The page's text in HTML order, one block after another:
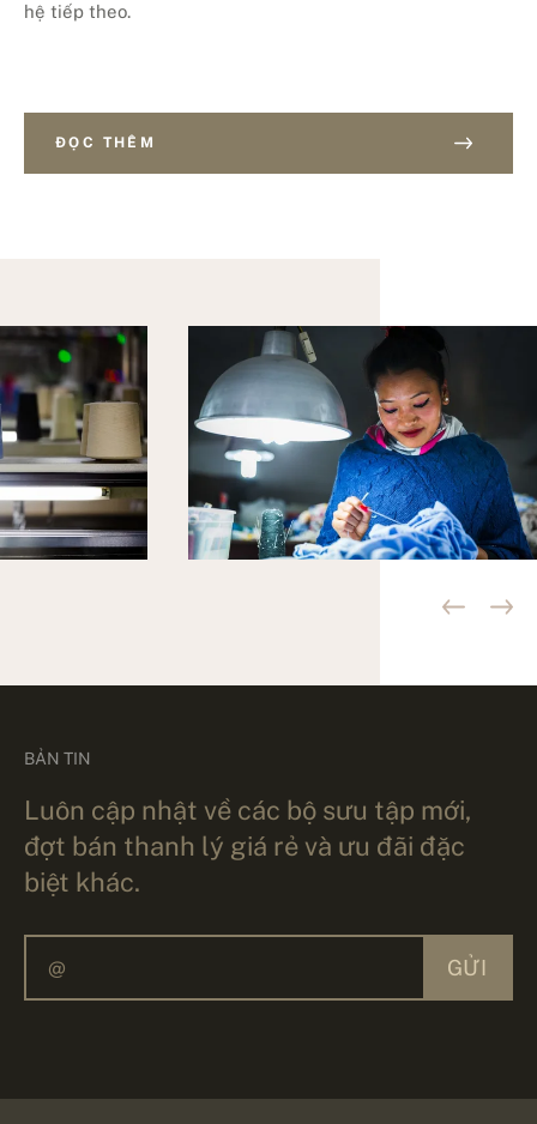
hệ tiếp theo.
ĐỌC THÊM
BẢN TIN
Luôn cập nhật về các bộ sưu tập mới,
đợt bán thanh lý giá rẻ và ưu đãi đặc
biệt khác.
GỬI